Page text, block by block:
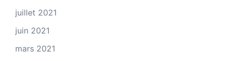
juillet 2021
juin 2021
mars 2021